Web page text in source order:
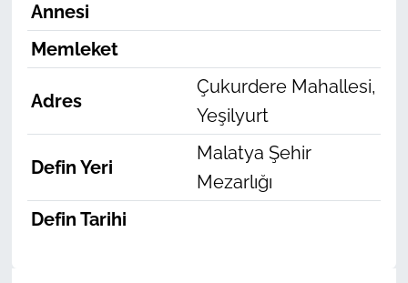
Annesi
Memleket
Adres
Çukurdere Mahallesi,
Yeşilyurt
Defin Yeri
Malatya Şehir
Mezarlığı
Defin Tarihi